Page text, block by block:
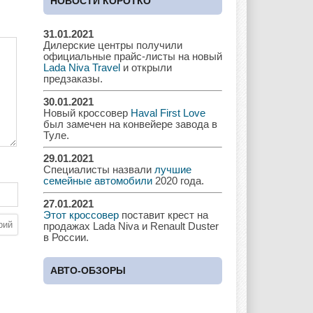
Chrysler Citroen Dacia
Daewoo Dodge Dongfeng
Ferrari Fiat Ford
Great Wall
31.01.2021
Дилерские центры получили
официальные прайс-листы на новый
Lada Niva Travel и открыли
предзаказы.
30.01.2021
Новый кроссовер Haval First Love
был замечен на конвейере завода в
Туле.
29.01.2021
Специалисты назвали лучшие
семейные автомобили 2020 года.
27.01.2021
Этот кроссовер поставит крест на
продажах Lada Niva и Renault Duster
в России.
АВТО-ОБЗОРЫ